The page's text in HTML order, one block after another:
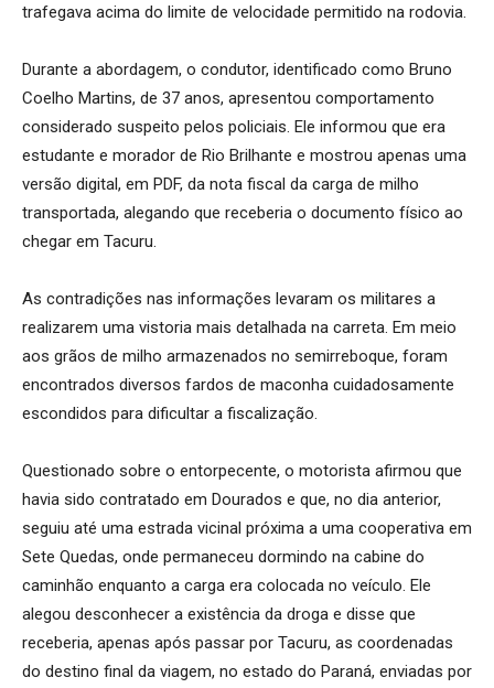
trafegava acima do limite de velocidade permitido na rodovia.
Durante a abordagem, o condutor, identificado como Bruno
Coelho Martins, de 37 anos, apresentou comportamento
considerado suspeito pelos policiais. Ele informou que era
estudante e morador de Rio Brilhante e mostrou apenas uma
versão digital, em PDF, da nota fiscal da carga de milho
transportada, alegando que receberia o documento físico ao
chegar em Tacuru.
As contradições nas informações levaram os militares a
realizarem uma vistoria mais detalhada na carreta. Em meio
aos grãos de milho armazenados no semirreboque, foram
encontrados diversos fardos de maconha cuidadosamente
escondidos para dificultar a fiscalização.
Questionado sobre o entorpecente, o motorista afirmou que
havia sido contratado em Dourados e que, no dia anterior,
seguiu até uma estrada vicinal próxima a uma cooperativa em
Sete Quedas, onde permaneceu dormindo na cabine do
caminhão enquanto a carga era colocada no veículo. Ele
alegou desconhecer a existência da droga e disse que
receberia, apenas após passar por Tacuru, as coordenadas
do destino final da viagem, no estado do Paraná, enviadas por